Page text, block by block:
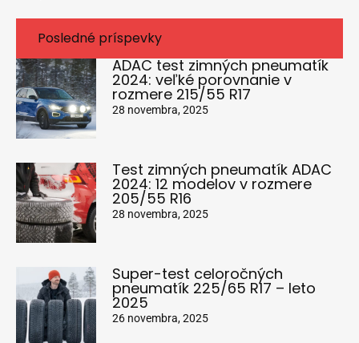
Posledné príspevky
ADAC test zimných pneumatík
2024: veľké porovnanie v
rozmere 215/55 R17
28 novembra, 2025
Test zimných pneumatík ADAC
2024: 12 modelov v rozmere
205/55 R16
28 novembra, 2025
Super-test celoročných
pneumatík 225/65 R17 – leto
2025
26 novembra, 2025